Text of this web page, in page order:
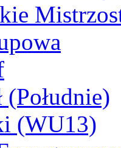
(Południe)
(WU13)